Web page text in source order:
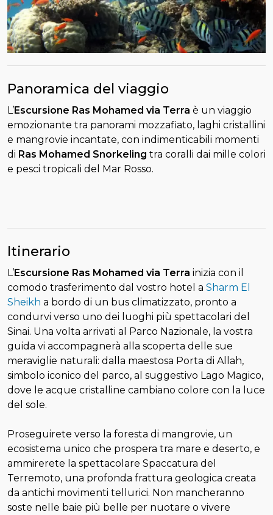
Panoramica del viaggio
L’Escursione Ras Mohamed via Terra è un viaggio
emozionante tra panorami mozzafiato, laghi cristallini
e mangrovie incantate, con indimenticabili momenti
di Ras Mohamed Snorkeling tra coralli dai mille colori
e pesci tropicali del Mar Rosso.
Itinerario
L’Escursione Ras Mohamed via Terra inizia con il
comodo trasferimento dal vostro hotel a Sharm El
Sheikh a bordo di un bus climatizzato, pronto a
condurvi verso uno dei luoghi più spettacolari del
Sinai. Una volta arrivati al Parco Nazionale, la vostra
guida vi accompagnerà alla scoperta delle sue
meraviglie naturali: dalla maestosa Porta di Allah,
simbolo iconico del parco, al suggestivo Lago Magico,
dove le acque cristalline cambiano colore con la luce
del sole.
Proseguirete verso la foresta di mangrovie, un
ecosistema unico che prospera tra mare e deserto, e
ammirerete la spettacolare Spaccatura del
Terremoto, una profonda frattura geologica creata
da antichi movimenti tellurici. Non mancheranno
soste nelle baie più belle per nuotare o vivere